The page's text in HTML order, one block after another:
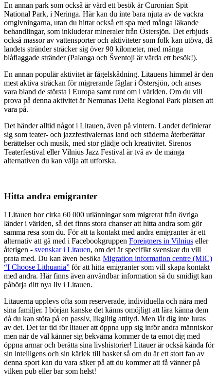
En annan park som också är värd ett besök är Curonian Spit
National Park, i Neringa. Här kan du inte bara njuta av de vackra
omgivningarna, utan du hittar också ett spa med många läkande
behandlingar, som inkluderar mineraler från Östersjön. Det erbjuds
också massor av vattensporter och aktiviteter som folk kan utöva, då
landets stränder sträcker sig över 90 kilometer, med många
blåflaggade stränder (Palanga och Šventoji är värda ett besök!).
En annan populär aktivitet är fågelskådning. Litauens himmel är den
mest aktiva sträckan för migrerande fåglar i Östersjön, och anses
vara bland de största i Europa samt runt om i världen. Om du vill
prova på denna aktivitet är Nemunas Delta Regional Park platsen att
vara på.
Det händer alltid något i Litauen, även på vintern. Landet definierar
sig som teater- och jazzfestivalernas land och städerna återberättar
berättelser och musik, med stor glädje och kreativitet. Sirenos
Teaterfestival eller Vilnius Jazz Festival är två av de många
alternativen du kan välja att utforska.
Hitta andra emigranter
I Litauen bor cirka 60 000 utlänningar som migrerat från övriga
länder i världen, så det finns stora chanser att hitta andra som gör
samma resa som du. För att ta kontakt med andra emigranter är ett
alternativ att gå med i Facebookgruppen Foreigners in Vilnius eller
återigen - svenskar i Litauen, om det är specifikt svenskar du vill
prata med. Du kan även besöka Migration information centre (MIC)
“I Choose Lithuania” för att hitta emigranter som vill skapa kontakt
med andra. Här finns även användbar information så du smidigt kan
påbörja ditt nya liv i Litauen.
Litauerna upplevs ofta som reserverade, individuella och nära med
sina familjer. I början kanske det känns omöjligt att lära känna dem
då du kan stöta på en passiv, likgiltig attityd. Men låt dig inte luras
av det. Det tar tid för litauer att öppna upp sig inför andra människor
men när de väl känner sig bekväma kommer de ta emot dig med
öppna armar och berätta sina livshistorier! Litauer är också kända för
sin intelligens och sin kärlek till basket så om du är ett stort fan av
denna sport kan du vara säker på att du kommer att få vänner på
vilken pub eller bar som helst!